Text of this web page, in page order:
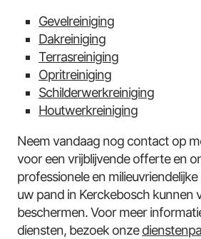
Gevelreiniging
Dakreiniging
Terrasreiniging
Opritreiniging
Schilderwerkreiniging
Houtwerkreiniging
Neem vandaag nog contact op
voor een vrijblijvende offerte en
professionele en
uw pand in Kerckebosch kunnen
beschermen. Voor meer
diensten, bezoek onze